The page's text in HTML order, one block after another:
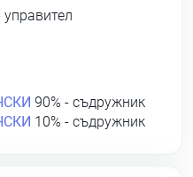
управител
90% - съдружник
10% - съдружник